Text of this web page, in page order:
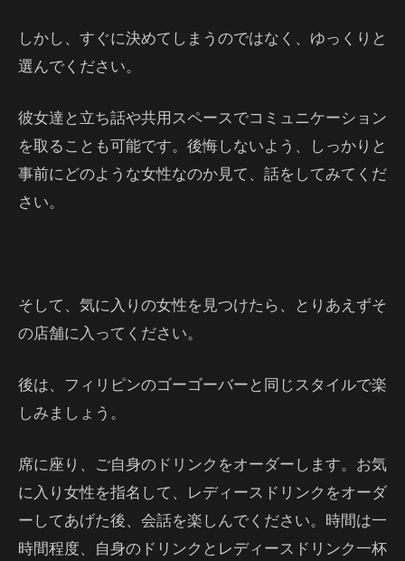
しかし、すぐに決めてしまうのではなく、ゆっくりと
選んでください。
彼女達と立ち話や共用スペースでコミュニケーション
を取ることも可能です。後悔しないよう、しっかりと
事前にどのような女性なのか見て、話をしてみてくだ
さい。
そして、気に入りの女性を見つけたら、とりあえずそ
の店舗に入ってください。
後は、フィリピンのゴーゴーバーと同じスタイルで楽
しみましょう。
席に座り、ご自身のドリンクをオーダーします。お気
に入り女性を指名して、レディースドリンクをオーダ
ーしてあげた後、会話を楽しんでください。時間は一
時間程度、自身のドリンクとレディースドリンク一杯